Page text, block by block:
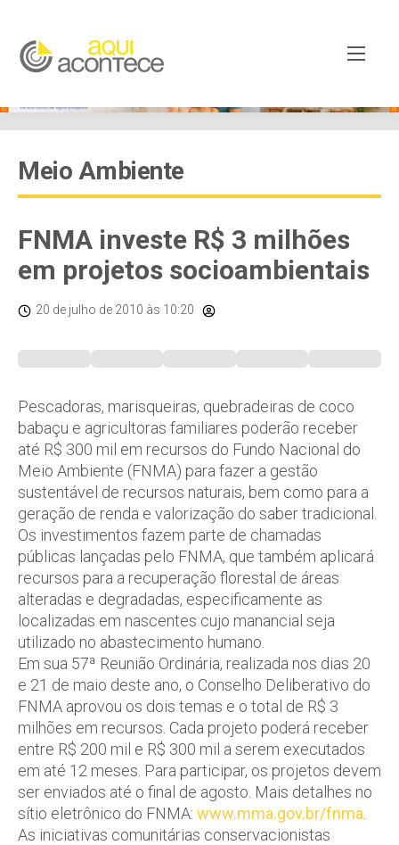
Meio Ambiente
FNMA investe R$ 3 milhões
em projetos socioambientais
20 de julho de 2010 às 10:20
Pescadoras, marisqueiras, quebradeiras de coco
babaçu e agricultoras familiares poderão receber
até R$ 300 mil em recursos do Fundo Nacional do
Meio Ambiente (FNMA) para fazer a gestão
sustentável de recursos naturais, bem como para a
geração de renda e valorização do saber tradicional.
Os investimentos fazem parte de chamadas
públicas lançadas pelo FNMA, que também aplicará
recursos para a recuperação florestal de áreas
alteradas e degradadas, especificamente as
localizadas em nascentes cujo manancial seja
utilizado no abastecimento humano.
Em sua 57ª Reunião Ordinária, realizada nos dias 20
e 21 de maio deste ano, o Conselho Deliberativo do
FNMA aprovou os dois temas e o total de R$ 3
milhões em recursos. Cada projeto poderá receber
entre R$ 200 mil e R$ 300 mil a serem executados
em até 12 meses. Para participar, os projetos devem
ser enviados até o final de agosto. Mais detalhes no
sítio eletrônico do FNMA: www.mma.gov.br/fnma
As iniciativas comunitárias conservacionistas